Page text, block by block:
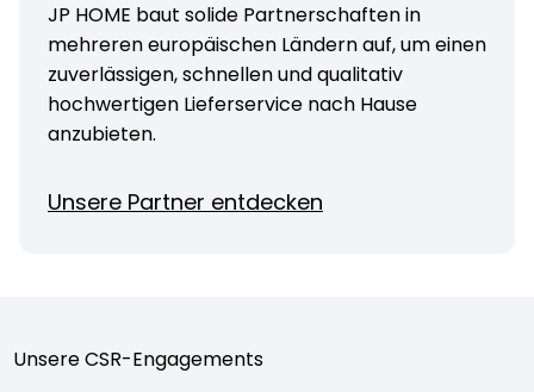
JP HOME baut solide Partnerschaften in
mehreren europäischen Ländern auf, um einen
zuverlässigen, schnellen und qualitativ
hochwertigen Lieferservice nach Hause
anzubieten.
Unsere Partner entdecken
Unsere CSR-Engagements